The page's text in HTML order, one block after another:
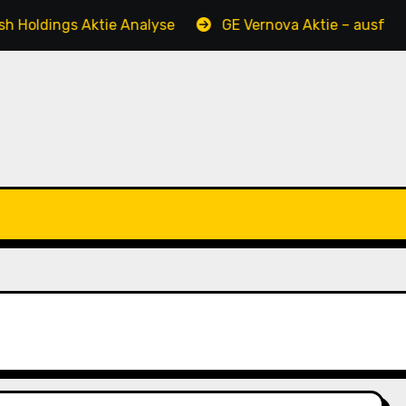
Aktie Analyse GE Vernova Aktie –